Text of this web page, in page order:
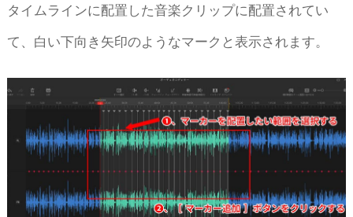
タイムラインに配置した音楽クリップに配置されてい
て、白い下向き矢印のようなマークと表示されます。